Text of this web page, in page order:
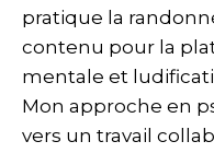
pratique la
contenu pour la
mentale et
Mon approche en
vers un travail